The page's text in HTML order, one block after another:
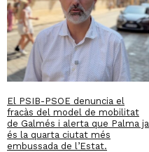
El PSIB-PSOE denuncia el
fracàs del model de mobilitat
de Galmés i alerta que Palma ja
és la quarta ciutat més
embussada de l’Estat.